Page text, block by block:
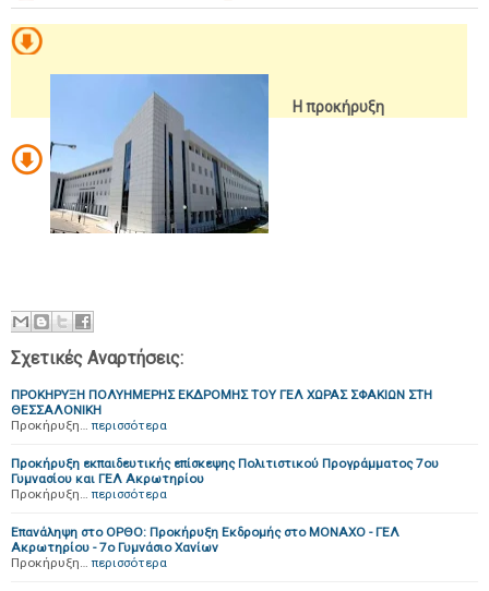
H προκήρυξη
Σχετικές Αναρτήσεις:
ΠΡΟΚΗΡΥΞΗ ΠΟΛΥΗΜΕΡΗΣ ΕΚΔΡΟΜΗΣ ΤΟΥ ΓΕΛ ΧΩΡΑΣ ΣΦΑΚΙΩΝ ΣΤΗ
ΘΕΣΣΑΛΟΝΙΚΗ
Προκήρυξη… περισσότερα
Προκήρυξη εκπαιδευτικής επίσκεψης Πολιτιστικού Προγράμματος 7ου
Γυμνασίου και ΓΕΛ Ακρωτηρίου
Προκήρυξη… περισσότερα
Επανάληψη στο ΟΡΘΟ: Προκήρυξη Εκδρομής στο ΜΟΝΑΧΟ - ΓΕΛ
Ακρωτηρίου - 7ο Γυμνάσιο Χανίων
Προκήρυξη… περισσότερα